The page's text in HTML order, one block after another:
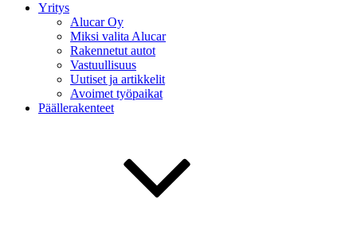
Yritys
Alucar Oy
Miksi valita Alucar
Rakennetut autot
Vastuullisuus
Uutiset ja artikkelit
Avoimet työpaikat
Päällerakenteet